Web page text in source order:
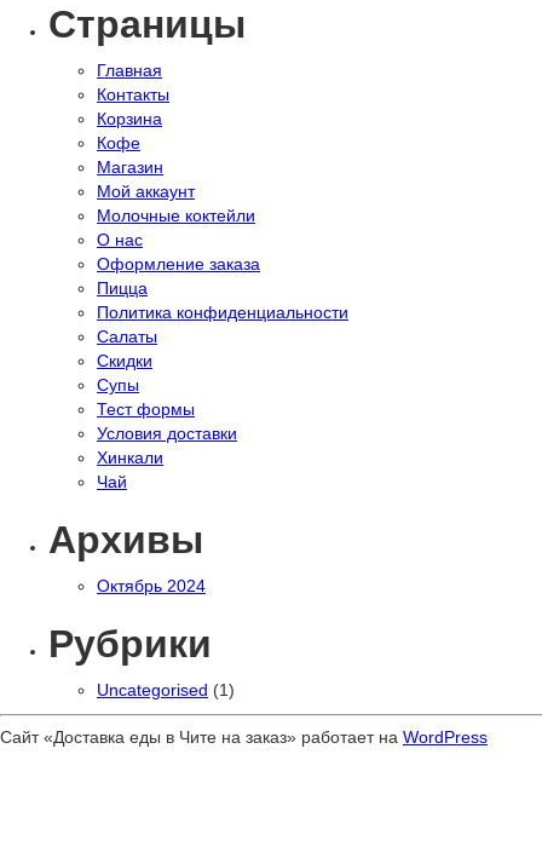
Страницы
Главная
Контакты
Корзина
Кофе
Магазин
Мой аккаунт
Молочные коктейли
О нас
Оформление заказа
Пицца
Политика конфиденциальности
Салаты
Скидки
Супы
Тест формы
Условия доставки
Хинкали
Чай
Архивы
Октябрь 2024
Рубрики
Uncategorised (1)
Сайт «Доставка еды в Чите на заказ» работает на WordPress